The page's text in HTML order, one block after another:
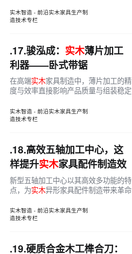
出的五轴车铣复合加工中心，以“一机
多能、一步到位”的优势，专为椅腿、
实木智造 - 前沿实木家具生产制
造技术专栏
.17.骏泓成： 实木薄片加工
利器——卧式带锯
在高端实木家具制造中，薄片加工的精
度与效率直接影响产品质量与组装稳定
具展重磅推出两款高性能带锯设备——
G30卧式带锯与P37万能立式带锯机，
质的关键装备。
实木智造 - 前沿实木家具生产制
造技术专栏
.18.高效五轴加工中心，这
样提升实木家具配件制造效
率！
新型五轴加工中心以其高效多功能的特
点，为实木异形家具配件制造带来革命
实木智造 - 前沿实木家具生产制
造技术专栏
.19.硬质合金木工榫合刀：